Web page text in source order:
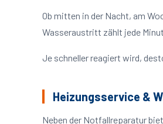
Ob mitten in der Nacht, am
Wasseraustritt zählt jede
Je schneller reagiert wird,
Heizungsservice &
Neben der Notfallreparatur